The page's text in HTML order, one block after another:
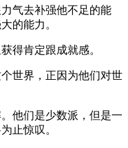
气去补强他不足的能
的能力。
得肯定跟成就感。
世界，正因为他们对世
他们是少数派，但是一
止惊叹。